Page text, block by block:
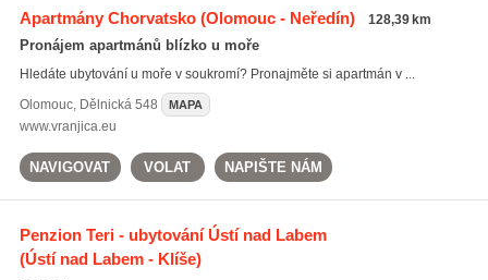
Apartmány Chorvatsko(Olomouc - Neředín) 128,39 km
Pronájem apartmánů blízko u moře
Hledáte ubytování u moře v soukromí? Pronajměte si apartmán v ...
Olomouc, Dělnická 548 MAPA
www.vranjica.eu
NAVIGOVAT VOLAT NAPIŠTE NÁM
Penzion Teri - ubytování Ústí nad Labem
(Ústí nad Labem - Klíše)